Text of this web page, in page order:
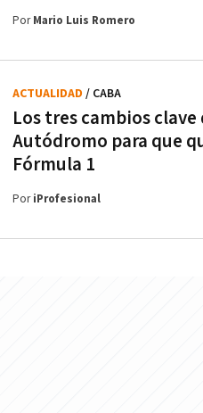
PorMario Luis Romero
Los tres cambios
Autódromo para que
Fórmula 1
ACTUALIDAD / CABA
PoriProfesional